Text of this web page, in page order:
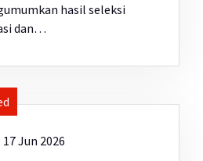
hasil seleksi
dan…
17 Jun 2026